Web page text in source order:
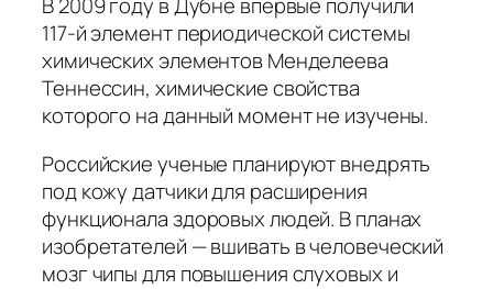
В 2009 году в Дубне впервые получили
117-й элемент периодической системы
химических элементов Менделеева
Теннессин, химические свойства
которого на данный момент не изучены.
Российские ученые планируют внедрять
под кожу датчики для расширения
функционала здоровых людей. В планах
изобретателей — вшивать в человеческий
мозг чипы для повышения слуховых и